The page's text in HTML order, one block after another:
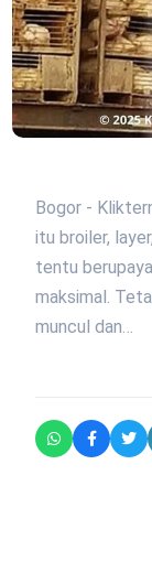
Bogor -
itu broiler,
tentu
maksimal.
muncul dan…